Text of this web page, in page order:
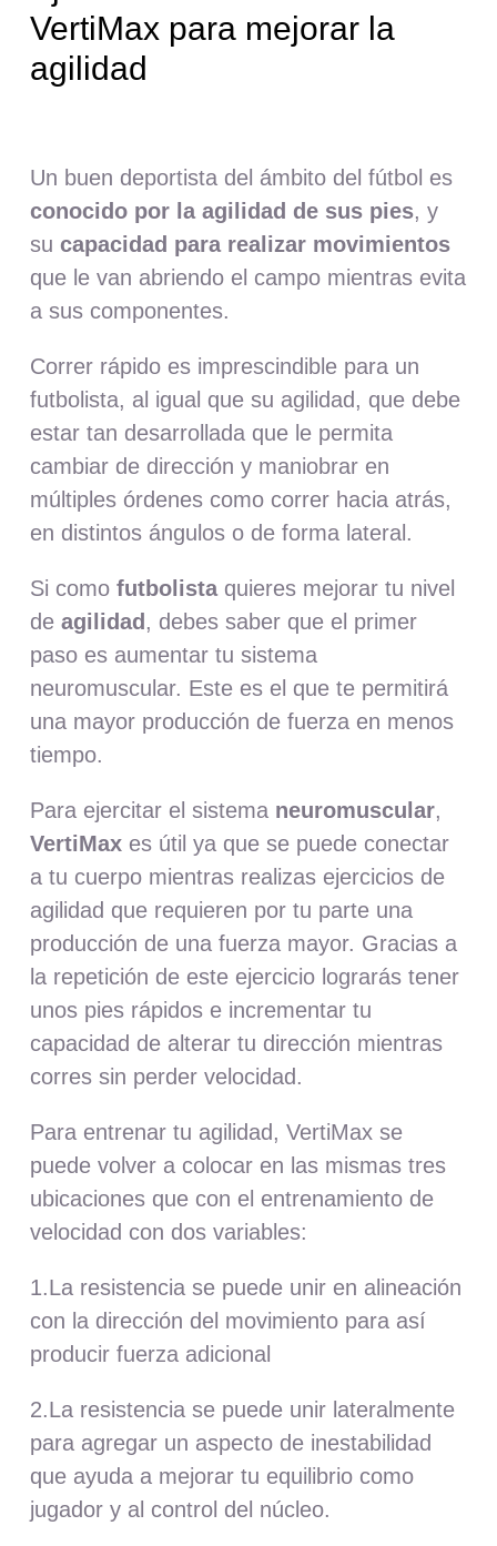
VertiMax para mejorar la
agilidad
Un buen deportista del ámbito del fútbol es
conocido por la agilidad de sus pies, y
su capacidad para realizar movimientos
que le van abriendo el campo mientras evita
a sus componentes.
Correr rápido es imprescindible para un
futbolista, al igual que su agilidad, que debe
estar tan desarrollada que le permita
cambiar de dirección y maniobrar en
múltiples órdenes como correr hacia atrás,
en distintos ángulos o de forma lateral.
Si comofutbolista quieres mejorar tu nivel
deagilidad , debes saber que el primer
paso es aumentar tu sistema
neuromuscular. Este es el que te permitirá
una mayor producción de fuerza en menos
tiempo.
Para ejercitar el sistema neuromuscular,
VertiMax es útil ya que se puede conectar
a tu cuerpo mientras realizas ejercicios de
agilidad que requieren por tu parte una
producción de una fuerza mayor. Gracias a
la repetición de este ejercicio lograrás tener
unos pies rápidos e incrementar tu
capacidad de alterar tu dirección mientras
corres sin perder velocidad.
Para entrenar tu agilidad, VertiMax se
puede volver a colocar en las mismas tres
ubicaciones que con el entrenamiento de
velocidad con dos variables:
1.La resistencia se puede unir en alineación
con la dirección del movimiento para así
producir fuerza adicional
2.La resistencia se puede unir lateralmente
para agregar un aspecto de inestabilidad
que ayuda a mejorar tu equilibrio como
jugador y al control del núcleo.